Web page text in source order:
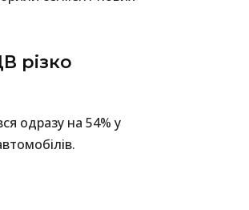
різко
одразу на 54% у